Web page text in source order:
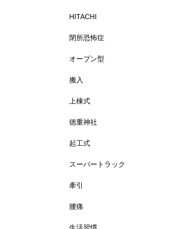
HITACHI
閉所恐怖症
オープン型
搬入
上棟式
徳重神社
起工式
スーパートラック
牽引
腰痛